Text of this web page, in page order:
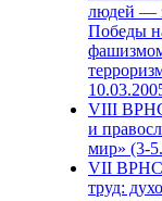
людей —
Победы
VIII
и
мир» (3-
VII ВРНС
труд: